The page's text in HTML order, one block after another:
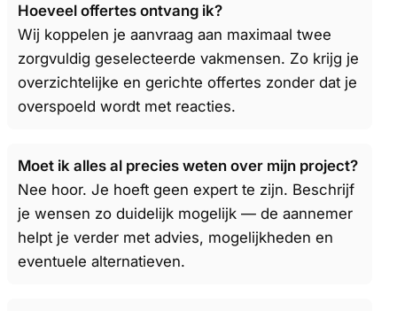
Hoeveel offertes ontvang ik?
Wij koppelen je aanvraag aan maximaal twee
zorgvuldig geselecteerde vakmensen. Zo krijg je
overzichtelijke en gerichte offertes zonder dat je
overspoeld wordt met reacties.
Moet ik alles al precies weten over mijn project?
Nee hoor. Je hoeft geen expert te zijn. Beschrijf
je wensen zo duidelijk mogelijk — de aannemer
helpt je verder met advies, mogelijkheden en
eventuele alternatieven.